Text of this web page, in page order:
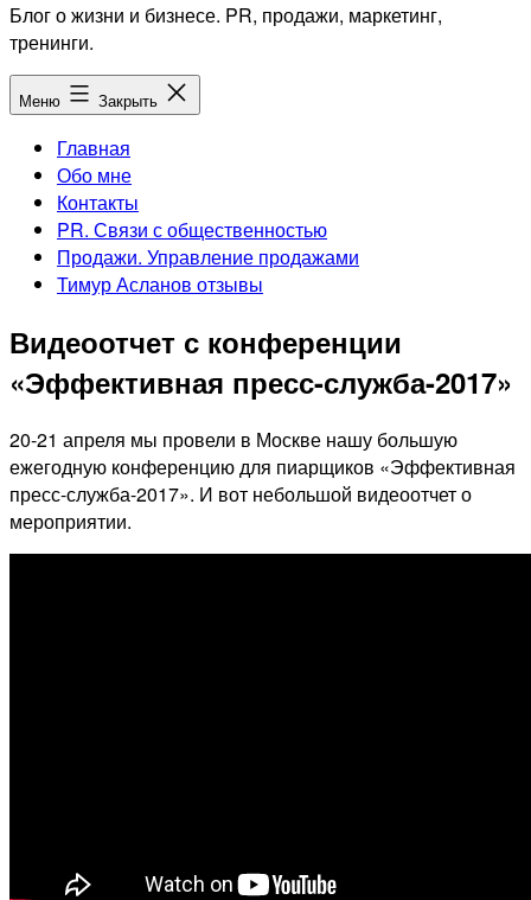
Блог о жизни и бизнесе. PR, продажи, маркетинг,
тренинги.
Меню Закрыть
Главная
Обо мне
Контакты
PR. Связи с общественностью
Продажи. Управление продажами
Тимур Асланов отзывы
Видеоотчет с конференции
«Эффективная пресс-служба-2017»
20-21 апреля мы провели в Москве нашу большую
ежегодную конференцию для пиарщиков «Эффективная
пресс-служба-2017». И вот небольшой видеоотчет о
мероприятии.